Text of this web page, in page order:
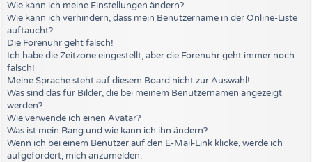
Wie kann ich meine Einstellungen ändern?
Wie kann ich verhindern, dass mein Benutzername in der Online-Liste
auftaucht?
Die Forenuhr geht falsch!
Ich habe die Zeitzone eingestellt, aber die Forenuhr geht immer noch
falsch!
Meine Sprache steht auf diesem Board nicht zur Auswahl!
Was sind das für Bilder, die bei meinem Benutzernamen angezeigt
werden?
Wie verwende ich einen Avatar?
Was ist mein Rang und wie kann ich ihn ändern?
Wenn ich bei einem Benutzer auf den E-Mail-Link klicke, werde ich
aufgefordert, mich anzumelden.